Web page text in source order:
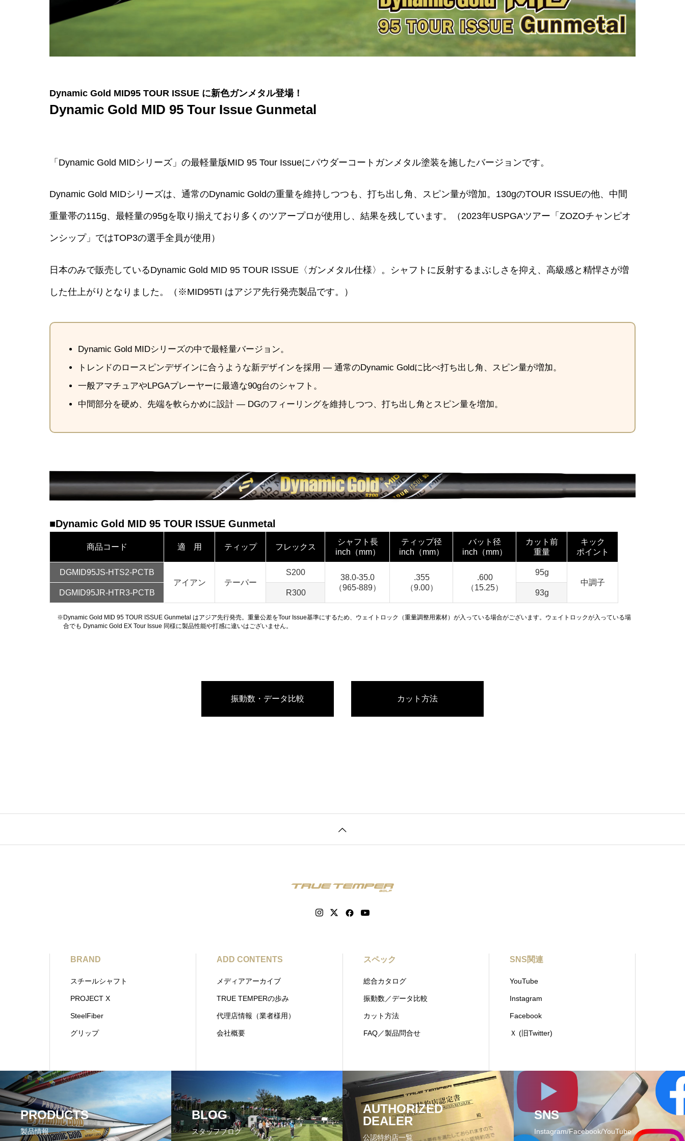
Dynamic Gold MID95 TOUR ISSUE に新色ガンメタル登場！
Dynamic Gold MID 95 Tour Issue Gunmetal
「Dynamic Gold MIDシリーズ」の最軽量版MID 95 Tour Issueにパウダーコートガンメタル塗装を施したバージョンです。
Dynamic Gold MIDシリーズは、通常のDynamic Goldの重量を維持しつつも、打ち出し角、スピン量が増加。130gのTOUR ISSUEの他、中間
重量帯の115g、最軽量の95gを取り揃えており多くのツアープロが使用し、結果を残しています。（2023年USPGAツアー「ZOZOチャンピオ
ンシップ」ではTOP3の選手全員が使用）
日本のみで販売しているDynamic Gold MID 95 TOUR ISSUE〈ガンメタル仕様〉。シャフトに反射するまぶしさを抑え、高級感と精悍さが増
した仕上がりとなりました。（※MID95TI はアジア先行発売製品です。）
Dynamic Gold MIDシリーズの中で最軽量バージョン。
トレンドのロースピンデザインに合うような新デザインを採用 ― 通常のDynamic Goldに比べ打ち出し角、スピン量が増加。
一般アマチュアやLPGAプレーヤーに最適な90g台のシャフト。
中間部分を硬め、先端を軟らかめに設計 ― DGのフィーリングを維持しつつ、打ち出し角とスピン量を増加。
■Dynamic Gold MID 95 TOUR ISSUE Gunmetal
商品コード 適 用 ティップ フレックス
シャフト長
inch（mm）
ティップ径
inch（mm）
バット径
inch（mm）
カット前
重量
キック
ポイント
DGMID95JS-HTS2-PCTB
アイアン
テーパー
S200
38.0-35.0
（965-889）
.355
（9.00）
.600
（15.25）
95g
中調子
DGMID95JR-HTR3-PCTB
R300 93g
※Dynamic Gold MID 95 TOUR ISSUE Gunmetal はアジア先行発売。重量公差をTour Issue基準にするため、ウェイトロック（重量調整用素材）が入っている場合がございます。ウェイトロックが入っている場
合でも Dynamic Gold EX Tour Issue 同様に製品性能や打感に違いはございません。
振動数・データ比較 カット方法
BRAND
スチールシャフト
PROJECT X
SteelFiber
グリップ
ADD CONTENTS
メディアアーカイブ
TRUE TEMPERの歩み
代理店情報（業者様用）
会社概要
スペック
総合カタログ
振動数／データ比較
カット方法
FAQ／製品問合せ
SNS関連
YouTube
Instagram
Facebook
Ｘ (旧Twitter)
PRODUCTS
製品情報
BLOG
スタッフブログ
AUTHORIZED
DEALER
公認特約店一覧
SNS
Instagram/Facebook/YouTube